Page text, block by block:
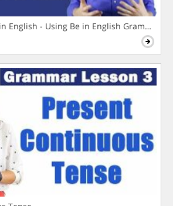
English - Using Be in English Grammar